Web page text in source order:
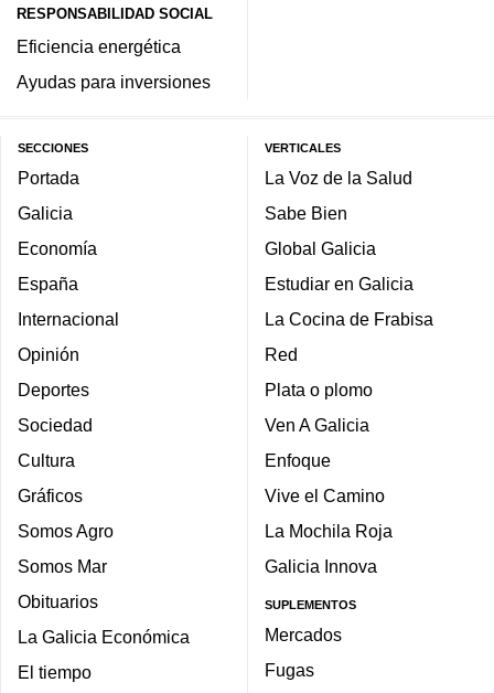
RESPONSABILIDAD SOCIAL
Eficiencia energética
Ayudas para inversiones
SECCIONES
Portada
Galicia
Economía
España
Internacional
Opinión
Deportes
Sociedad
Cultura
Gráficos
Somos Agro
Somos Mar
Obituarios
La Galicia Económica
El tiempo
VERTICALES
La Voz de la Salud
Sabe Bien
Global Galicia
Estudiar en Galicia
La Cocina de Frabisa
Red
Plata o plomo
Ven A Galicia
Enfoque
Vive el Camino
La Mochila Roja
Galicia Innova
SUPLEMENTOS
Mercados
Fugas